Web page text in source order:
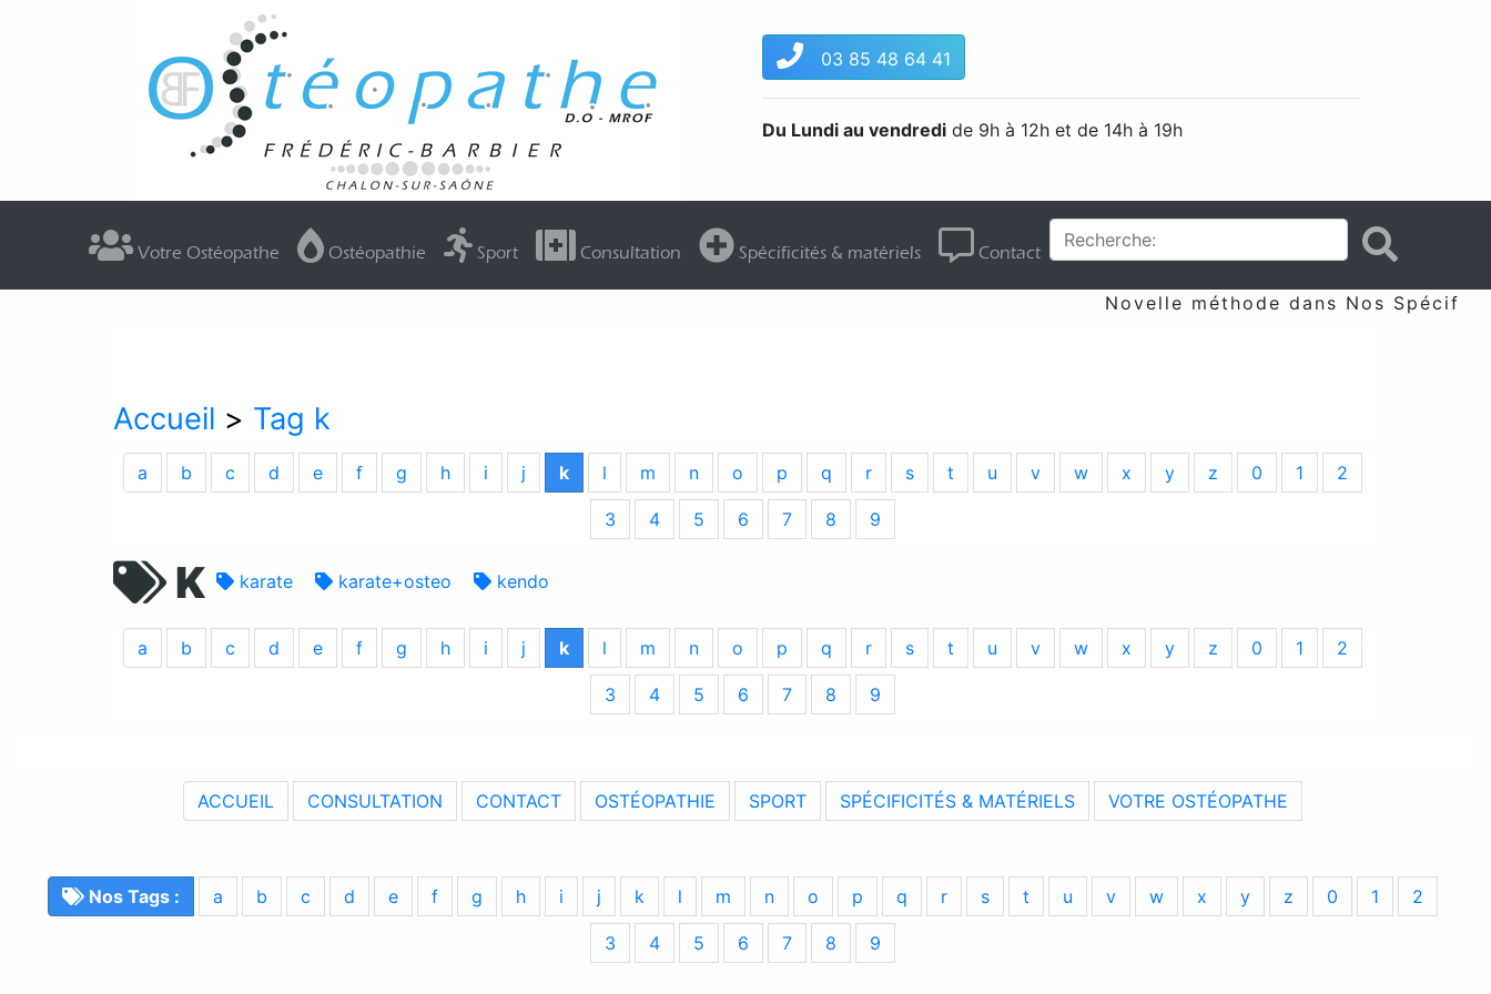
03 85 48 64 41
Du Lundi au vendredi de 9h à 12h et de 14h à 19h
Votre Ostéopathe Ostéopathie Sport Consultation Spécificités & matériels Contact
Novelle méthode dans Nos
Accueil > Tag k
a b c d e f g h i j k l m n o p q r s t u v w x y z 0 1 2
3 4 5 6 7 8 9
K karate karate+osteo kendo
a b c d e f g h i j k l m n o p q r s t u v w x y z 0 1 2
3 4 5 6 7 8 9
ACCUEIL CONSULTATION CONTACT OSTÉOPATHIE SPORT SPÉCIFICITÉS & MATÉRIELS VOTRE OSTÉOPATHE
Nos Tags : a b c d e f g h i j k l m n o p q r s t u v w x y z 0 1 2
3 4 5 6 7 8 9